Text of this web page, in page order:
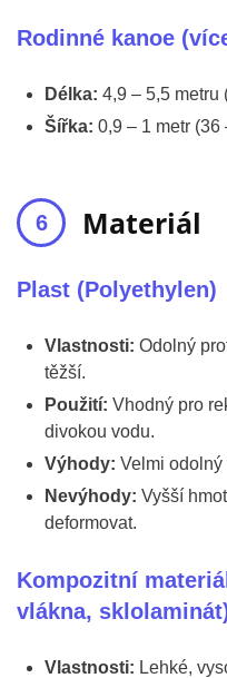
Rodinné kanoe
Délka: 4,9 – 5,5 metru
Šířka: 0,9 – 1 metr (36
Materiál
Plast (Polyethylen)
Vlastnosti: Odolný
těžší.
Použití: Vhodný pro
divokou vodu.
Výhody: Velmi odolný
Nevýhody: Vyšší
deformovat.
Kompozitní
vlákna,
Vlastnosti: Lehké,